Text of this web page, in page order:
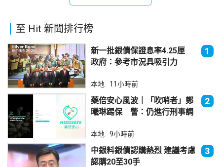
至 Hit 新聞排行榜
新一批銀債保證息率4.25厘
政府：參考市況具吸引力
1
本地 11小時前
藥倍安心風波｜「吹哨者」鄭
曦琳踢保 警：仍進行刑事調
2
本地 9小時前
中銀料銀債認購熱烈 建議考慮
認購20至30手
3